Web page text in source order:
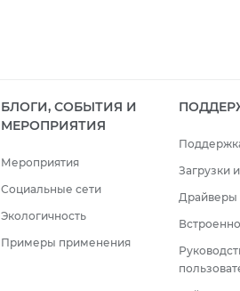
БЛОГИ, СОБЫТИЯ И
МЕРОПРИЯТИЯ
Мероприятия
Социальные сети
Экологичность
Примеры применения
Загрузки
Драйверы